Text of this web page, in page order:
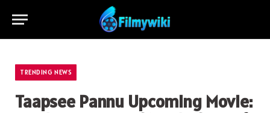
TRENDING NEWS
Taapsee Pannu Upcoming Movie: